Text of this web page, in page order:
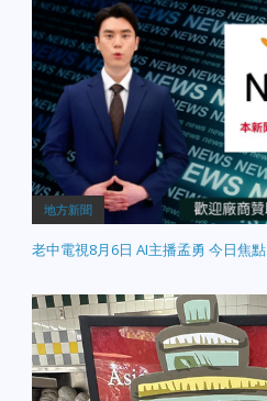
地方新聞
老中電視8月6日 AI主播孟勇 今日焦點